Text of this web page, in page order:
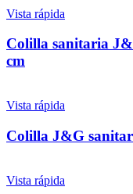
Vista rápida
Colilla sanitaria
cm
Vista rápida
Colilla J&G
Vista rápida